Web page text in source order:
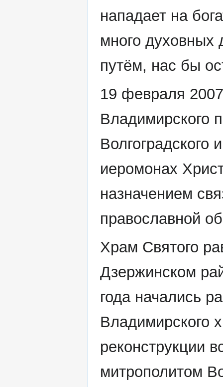
нападает на
много
путём, нас бы
19 февраля
Владимирского
иеромонах
назначением
православной
Храм Святого
Дзержинском
года начались
Владимирского
реконструкции
митрополитом